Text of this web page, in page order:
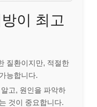
이 최고
질환이지만, 적절한
능합니다.
고, 원인을 파악하
것이 중요합니다.